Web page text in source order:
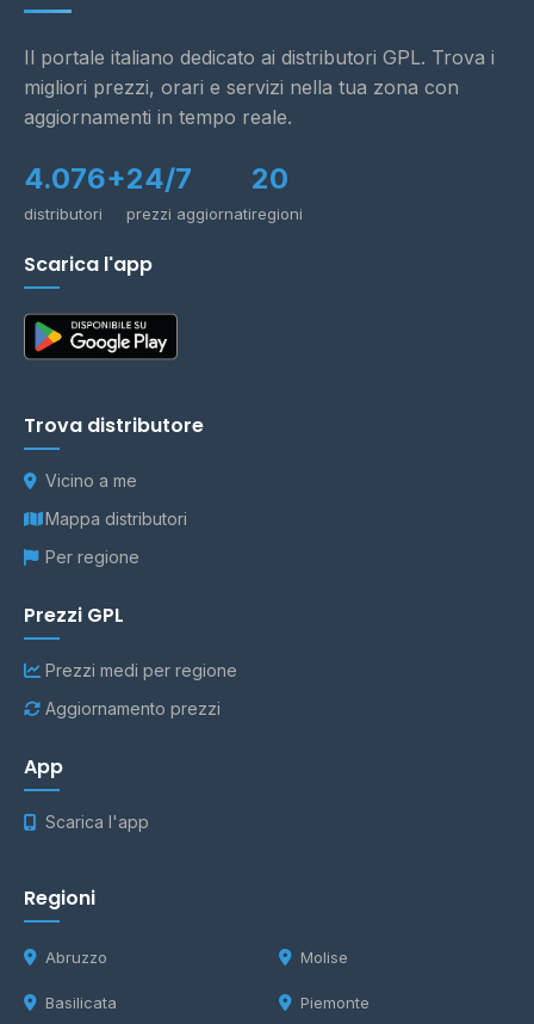
Il portale italiano dedicato ai distributori GPL. Trova i
migliori prezzi, orari e servizi nella tua zona con
aggiornamenti in tempo reale.
4.076+
distributori
24/7
prezzi aggiornati
20
regioni
Scarica l'app
Trova distributore
Vicino a me
Mappa distributori
Per regione
Prezzi GPL
Prezzi medi per regione
Aggiornamento prezzi
App
Scarica l'app
Regioni
Abruzzo
Basilicata
Molise
Piemonte